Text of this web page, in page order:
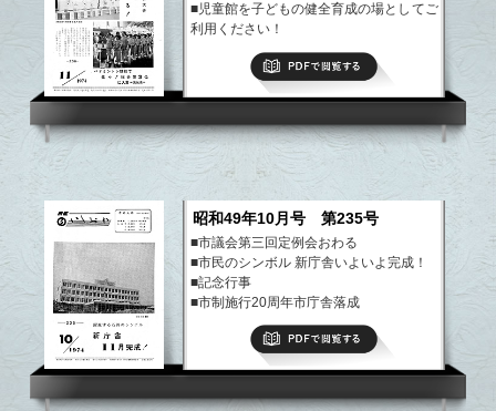
■児童館を子どもの健全育成の場としてご
利用ください！
■第29回国民体育大会秋季大会終る
昭和49年10月号 第235号
■市議会第三回定例会おわる
■市民のシンボル 新庁舎いよいよ完成！
■記念行事
■市制施行20周年市庁舎落成